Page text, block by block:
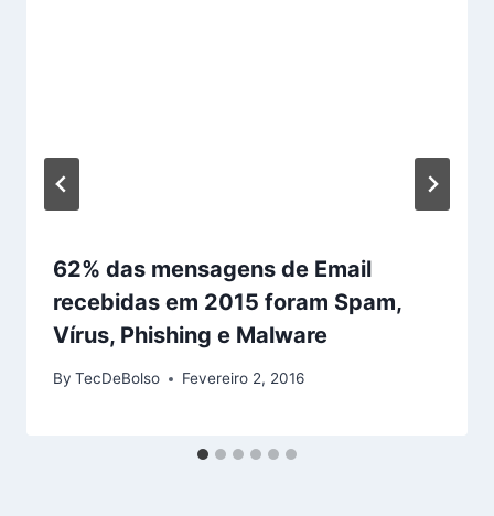
62% das mensagens de Email
recebidas em 2015 foram Spam,
Vírus, Phishing e Malware
By TecDeBolso Fevereiro 2, 2016